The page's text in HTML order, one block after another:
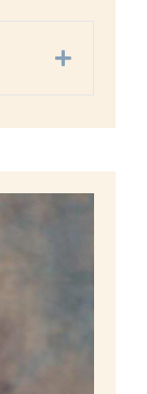
Expand